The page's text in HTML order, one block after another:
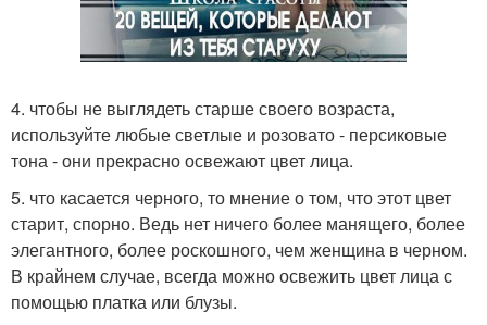
4. чтобы не выглядеть старше своего возраста,
используйте любые светлые и розовато - персиковые
тона - они прекрасно освежают цвет лица.
5. что касается черного, то мнение о том, что этот цвет
старит, спорно. Ведь нет ничего более манящего, более
элегантного, более роскошного, чем женщина в черном.
В крайнем случае, всегда можно освежить цвет лица с
помощью платка или блузы.